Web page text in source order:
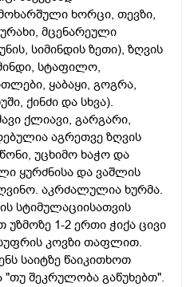
ხორცი, თევზი,
მცენარეული
სიმინდის ზეთი), ზღვის
სტაფილო,
ყაბაყი, გოგრა,
ქინძი და სხვა).
ქლიავი, გარგარი,
აგრეთვე ზღვის
უცხიმო ხაჭო და
ყურძნისა და ვაშლის
აკრძალულია ხურმა.
სტიმულაციისათვის
1-2 ერთი ჭიქა ცივი
კოვზი თაფლით.
საიტზე წაიკითხოთ
"თუ შეკრულობა გაწუხებთ".